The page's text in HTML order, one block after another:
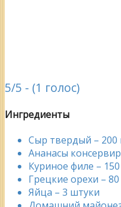
5/5 - (1 голос)
Ингредиенты
Сыр твердый – 200
Ананасы
Куриное филе –
Грецкие орехи –
Яйца – 3 штуки